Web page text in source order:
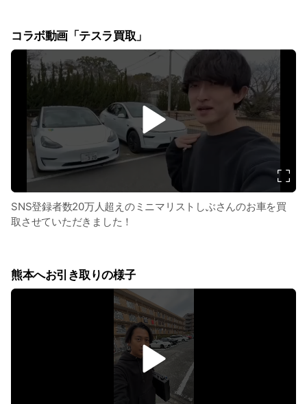
コラボ動画「テスラ買取」
v
i
d
e
SNS登録者数20万人超えのミニマリストしぶさんのお車を買
取させていただきました！
熊本へお引き取りの様子
v